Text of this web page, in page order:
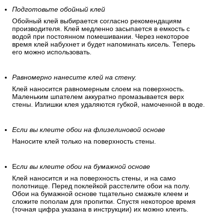
Подготовьте обойный клей
Обойный клей выбирается согласно рекомендациям
производителя. Клей медленно засыпается в емкость с
водой при постоянном помешивании. Через некоторое
время клей набухнет и будет напоминать кисель. Теперь
его можно использовать.
Равномерно нанесите клей на стену.
Клей наносится равномерным слоем на поверхность.
Маленьким шпателем аккуратно промазывается верх
стены. Излишки клея удаляются губкой, намоченной в воде.
Если вы клеите обои на флизелиновой основе
Наносите клей только на поверхность стены.
Если вы клеите обои на бумажной основе
Клей наносится и на поверхность стены, и на само
полотнище. Перед поклейкой расстелите обои на полу.
Обои на бумажной основе тщательно смажьте клеем и
сложите пополам для пропитки. Спустя некоторое время
(точная цифра указана в инструкции) их можно клеить.